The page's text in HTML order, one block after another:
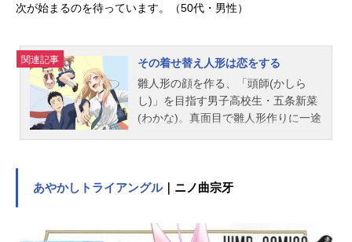
クー＝リッター：掛川渚ランス＝リ
ネ：青木瑠璃...
次が始まるのを待っています。（50代・男性）
関連記事
その着せ替え人形は恋をする
雛人形の顔を作る、「頭師(かしら
し)」を目指す男子高校生・五条新菜
(わかな)。真面目で雛人形作りに一途
の中心にいる人気者・喜多川海夢(ま
ある日、思わぬことをきっかけに、
海夢と秘密を共有することになっ
あやかしトライアングル｜ニノ曲宗牙